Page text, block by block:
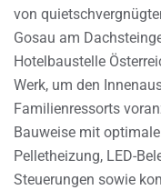
von
Gosau am
Hotelbaustelle
Werk, um den
Familienressorts
Bauweise mit
Pelletheizung, LED-
Steuerungen sowie